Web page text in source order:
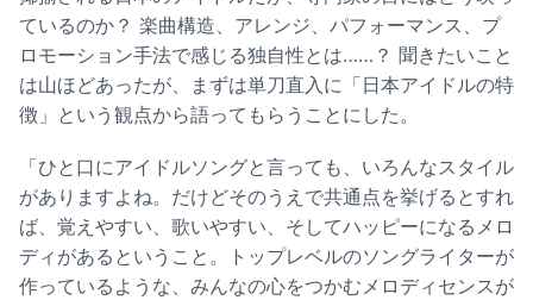
ているのか？ 楽曲構造、アレンジ、パフォーマンス、プ
ロモーション手法で感じる独自性とは……？ 聞きたいこと
は山ほどあったが、まずは単刀直入に「日本アイドルの特
徴」という観点から語ってもらうことにした。
「ひと口にアイドルソングと言っても、いろんなスタイル
がありますよね。だけどそのうえで共通点を挙げるとすれ
ば、覚えやすい、歌いやすい、そしてハッピーになるメロ
ディがあるということ。トップレベルのソングライターが
作っているような、みんなの心をつかむメロディセンスが